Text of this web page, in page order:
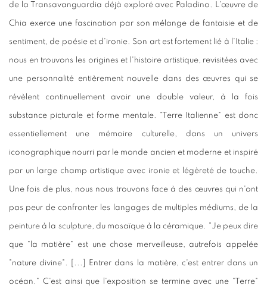
de la Transavanguardia déjà exploré avec Paladino. L'œuvre de
Chia exerce une fascination par son mélange de fantaisie et de
sentiment, de poésie et d'ironie. Son art est fortement lié à l'Italie :
nous en trouvons les origines et l'histoire artistique, revisitées avec
une personnalité entièrement nouvelle dans des œuvres qui se
révèlent continuellement avoir une double valeur, à la fois
substance picturale et forme mentale. "Terre Italienne" est donc
essentiellement une mémoire culturelle, dans un univers
iconographique nourri par le monde ancien et moderne et inspiré
par un large champ artistique avec ironie et légèreté de touche.
Une fois de plus, nous nous trouvons face à des œuvres qui n'ont
pas peur de confronter les langages de multiples médiums, de la
peinture à la sculpture, du mosaïque à la céramique. "Je peux dire
que "la matière" est une chose merveilleuse, autrefois appelée
"nature divine". [...] Entrer dans la matière, c'est entrer dans un
océan." C'est ainsi que l'exposition se termine avec une "Terre"